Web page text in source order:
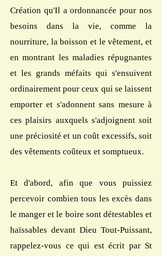
Création qu'Il a ordonnancée pour nos
besoins dans la vie, comme la
nourriture, la boisson et le vêtement, et
en montrant les maladies répugnantes
et les grands méfaits qui s'ensuivent
ordinairement pour ceux qui se laissent
emporter et s'adonnent sans mesure à
ces plaisirs auxquels s'adjoignent soit
une préciosité et un coût excessifs, soit
des vêtements coûteux et somptueux.
Et d'abord, afin que vous puissiez
percevoir combien tous les excès dans
le manger et le boire sont détestables et
haïssables devant Dieu Tout-Puissant,
rappelez-vous ce qui est écrit par St